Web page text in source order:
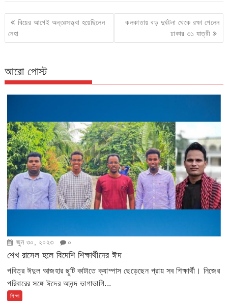
Post
navigation
বিয়ের আগেই অন্তঃসত্ত্বা হয়েছিলেন
নেহা
কলকাতায় বড় দুর্ঘটনা থেকে রক্ষা পেলেন
ঢাকার ৩১ যাত্রী
আরো পোস্ট
জুন ৩০, ২০২৩ ০
শেখ রাসেল হলে বিদেশি শিক্ষার্থীদের ঈদ
পবিত্র ঈদুল আজহার ছুটি কাটাতে ক্যাম্পাস ছেড়েছেন প্রায় সব শিক্ষার্থী। নিজের
পরিবারের সঙ্গে ঈদের আনন্দ ভাগাভাগি...
শিক্ষা